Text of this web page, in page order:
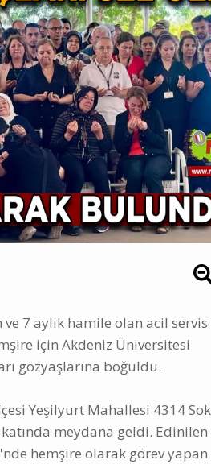
7 aylık hamile olan acil
için Akdeniz Üniversitesi
gözyaşlarına boğuldu.
Yeşilyurt Mahallesi 4314
meydana geldi.
hemşire olarak görev yapan